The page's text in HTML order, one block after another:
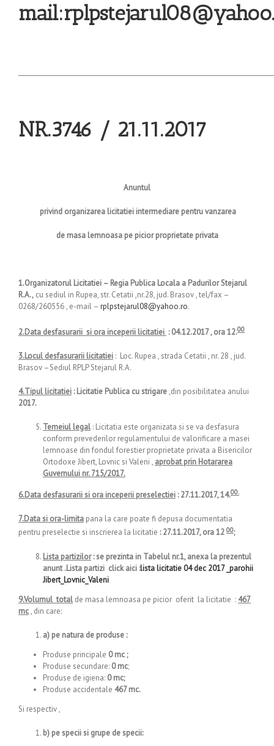
NR.3746 / 21.11.2017
Anuntul
privind organizarea licitatiei intermediare pentru vanzarea
de masa lemnoasa pe picior proprietate privata
1.Organizatorul Licitatiei – Regia Publica Locala a Padurilor Stejarul
R.A., cu sediul in Rupea, str. Cetatii ,nr.28, jud. Brasov , tel/fax –
0268/260556 , e-mail – rplpstejarul08@yahoo.ro.
2.Data desfasurarii si ora inceperii licitatiei :04.12.2017 , ora 12.00
3.Locul desfasurarii licitatiei : Loc. Rupea , strada Cetatii , nr. 28 , jud.
Brasov –Sediul RPLP Stejarul R.A.
4.Tipul licitatiei : Licitatie Publica cu strigare,din posibilitatea anului
2017.
Temeiul legal : Licitatia este organizata si se va desfasura
conform prevederilor regulamentului de valorificare a masei
lemnoase din fondul forestier proprietate privata a Bisericilor
Ortodoxe Jibert, Lovnic si Valeni , aprobat prin Hotararea
Guvernului nr. 715/2017.
6.Data desfasurarii si ora inceperii preselectiei : 27.11.2017, 14.00.
7.Data si ora-limita pana la care poate fi depusa documentatia
pentru preselectie si inscrierea la licitatie : 27.11.2017, ora 12 00;
Lista partizilor: se prezinta in Tabelul nr.1, anexa la prezentul
anunt .Lista partizi click aici :lista licitatie 04 dec 2017 _parohii
Jibert_Lovnic_Valeni
9.Volumul total de masa lemnoasa pe picior oferit la licitatie : 467
mc, din care:
a) pe natura de produse :
Produse principale 0 mc ;
Produse secundare: 0 mc;
Produse de igiena: 0 mc;
Produse accidentale 467 mc.
Si respectiv ,
b) pe specii si grupe de specii: